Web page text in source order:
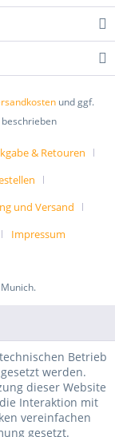
und ggf.
& Retouren
und Versand
Impressum
Betrieb
werden.
dieser Website
Interaktion mit
vereinfachen
gesetzt.